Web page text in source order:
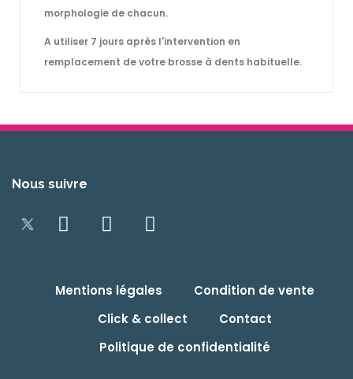
morphologie de chacun.
A utiliser 7 jours après l'intervention en
remplacement de votre brosse à dents habituelle.
Nous suivre
Mentions légales
Condition de vente
Click & collect
Contact
Politique de confidentialité